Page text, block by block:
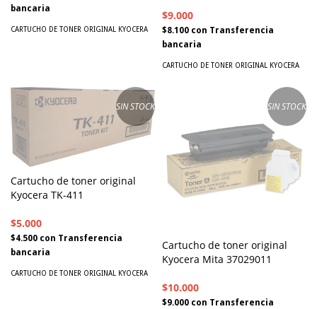
bancaria
CARTUCHO DE TONER ORIGINAL KYOCERA
$9.000
$8.100 con Transferencia
bancaria
CARTUCHO DE TONER ORIGINAL KYOCERA
SIN STOCK
Cartucho de toner original
Kyocera TK-411
$5.000
$4.500 con Transferencia
bancaria
CARTUCHO DE TONER ORIGINAL KYOCERA
SIN STOCK
Cartucho de toner original
Kyocera Mita 37029011
$10.000
$9.000 con Transferencia